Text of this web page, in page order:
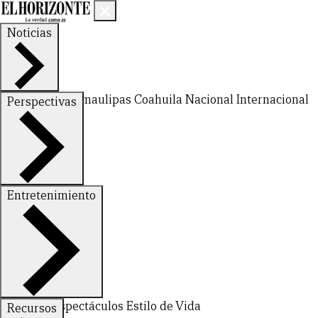
Noticias
Nuevo LeónTamaulipas Coahuila NacionalInternacional
Perspectivas
FinanzasOpinión
Entretenimiento
DeportesEspectáculos Estilo de Vida
Recursos
CERRAR